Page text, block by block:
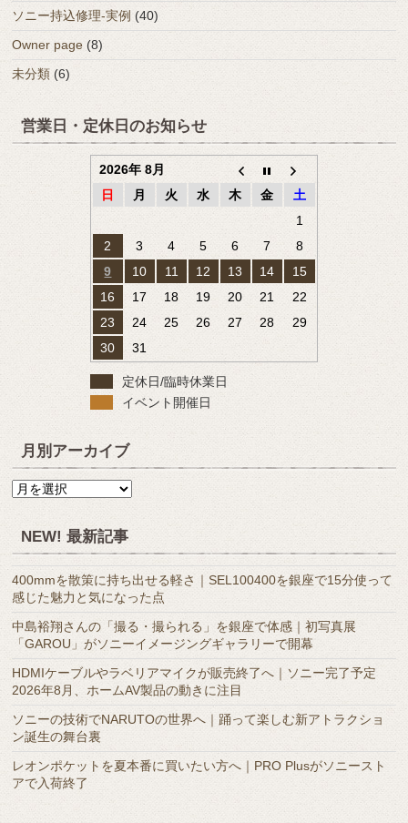
ソニー持込修理-実例 (40)
Owner page (8)
未分類 (6)
営業日・定休日のお知らせ
2026年 8月
日
月 火 水 木 金
土
1
2
3 4 5 6 7
8
9
10 11 12 13 14
15
16
17 18 19 20 21
22
23
24 25 26 27 28
29
30
31
定休日/臨時休業日
イベント開催日
月別アーカイブ
月
ー
カ
イ
ブ
NEW! 最新記事
400mmを散策に持ち出せる軽さ｜SEL100400を銀座で15分使って
感じた魅力と気になった点
中島裕翔さんの「撮る・撮られる」を銀座で体感｜初写真展
「GAROU」がソニーイメージングギャラリーで開幕
HDMIケーブルやラベリアマイクが販売終了へ｜ソニー完了予定
2026年8月、ホームAV製品の動きに注目
ソニーの技術でNARUTOの世界へ｜踊って楽しむ新アトラクショ
ン誕生の舞台裏
レオンポケットを夏本番に買いたい方へ｜PRO Plusがソニースト
アで入荷終了